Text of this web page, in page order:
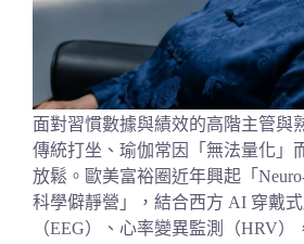
面對習慣數據與績效的高階主管與
傳統打坐、瑜伽常因「無法量化」
放鬆。歐美富裕圈近年興起「
科學僻靜營」，結合西方 AI 穿戴
（EEG）、心率變異監測（HRV）